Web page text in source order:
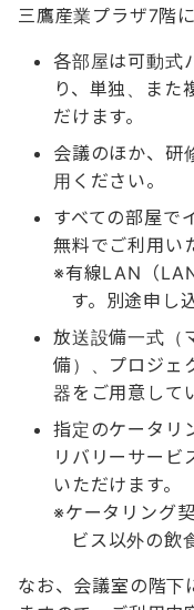
三鷹産業プラザ7階
各部屋は可動式
り、単独、また
だけます。
会議のほか、研
用ください。
すべての部屋で
無料でご利用い
有線LAN（
す。別途申し
放送設備一式（
備）、プロジェ
器をご用意して
指定のケータリ
リバリーサービ
いただけます。
ケータリング
ビス以外の飲
なお、会議室の階下